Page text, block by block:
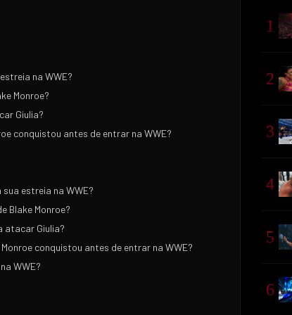
na WWE?
Monroe?
Giulia?
conquistou antes de entrar na WWE?
sua estreia na WWE?
Blake Monroe?
atacar Giulia?
conquistou antes de entrar na WWE?
WWE?
1
2
3
4
5
6